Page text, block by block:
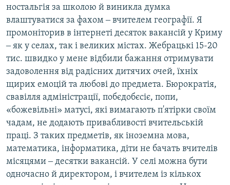
ностальгія за школою й виникла думка
влаштуватися за фахом ‒ вчителем географії. Я
промоніторив в інтернеті десяток вакансій у Криму
‒ як у селах, так і великих містах. Жебрацькі 15-20
тис. швидко у мене відбили бажання отримувати
задоволення від радісних дитячих очей, їхніх
щирих емоцій та любові до предмета. Бюрократія,
свавілля адміністрації, побєдобєсіє, попи,
«божевільні» матусі, які вимагають п'ятірки своїм
чадам, не додають привабливості вчительській
праці. З таких предметів, як іноземна мова,
математика, інформатика, діти не бачать вчителів
місяцями ‒ десятки вакансій. У селі можна бути
одночасно й директором, і вчителем із кількох